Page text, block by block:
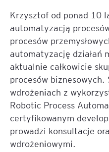
Krzysztof od ponad 10
automatyzacją
procesów
automatyzację działań
aktualnie całkowicie
procesów
wdrożeniach z
Robotic Process
certyfikowanym
prowadzi konsultacje
wdrożeniowymi.